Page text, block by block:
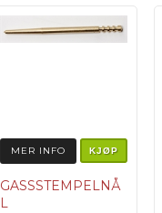
MER INFO KJØP
GASSSTEMPELNÅ
L